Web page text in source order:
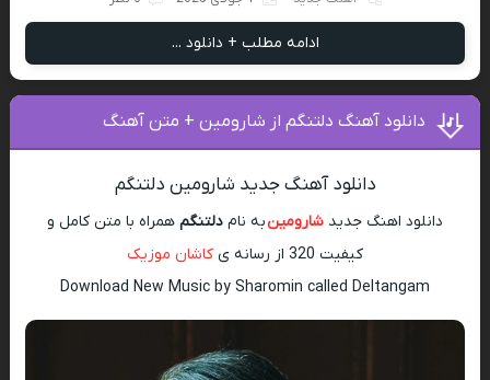
ادامه مطلب + دانلود ...
دانلود آهنگ دلتنگم از شارومین + متن آهنگ
دانلود آهنگ جدید شارومین دلتنگم
دانلود اهنگ جدید شارومینبه نام دلتنگم همراه با متن کامل و
کیفیت 320 از رسانه ی
کاشان موزیک
Download New Music by Sharomin called Deltangam